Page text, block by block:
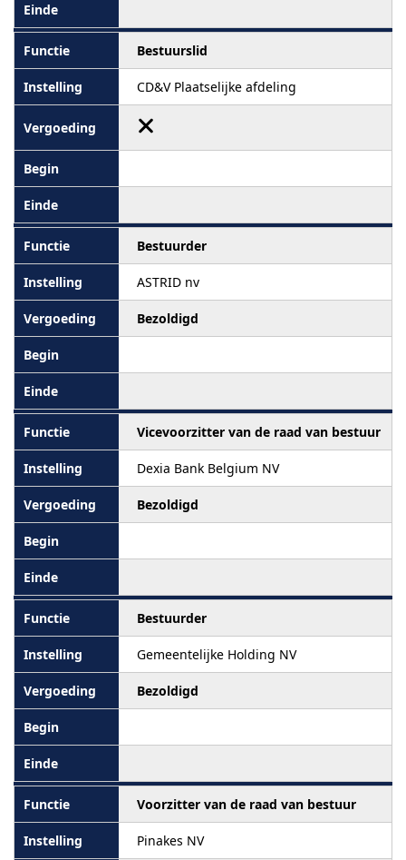
Bestuurslid
CD&V Plaatselijke afdeling
Bestuurder
ASTRID nv
Bezoldigd
Vicevoorzitter van de raad van bestuur
Dexia Bank Belgium NV
Bezoldigd
Bestuurder
Gemeentelijke Holding NV
Bezoldigd
Voorzitter van de raad van bestuur
Pinakes NV